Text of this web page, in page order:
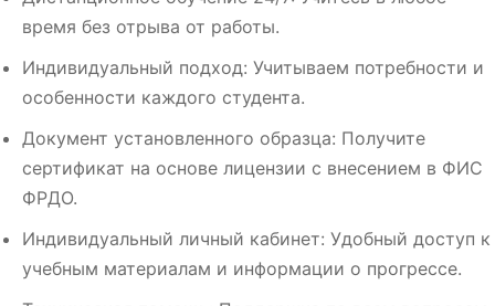
время без отрыва от работы.
Индивидуальный подход: Учитываем потребности и
особенности каждого студента.
Документ установленного образца: Получите
сертификат на основе лицензии с внесением в ФИС
ФРДО.
Индивидуальный личный кабинет: Удобный доступ к
учебным материалам и информации о прогрессе.